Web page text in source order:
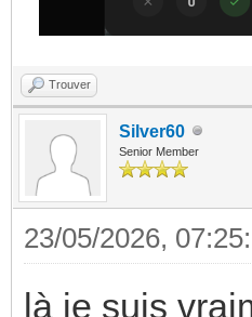
Trouver
Silver60
Senior Member
23/05/2026,
là je suis